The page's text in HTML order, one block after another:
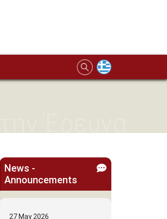
Έρευνα
News -
Announcements
27 May 2026